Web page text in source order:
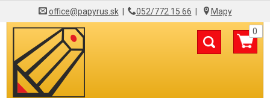
office@papyrus.sk| 052/772 15 66 Mapy
0